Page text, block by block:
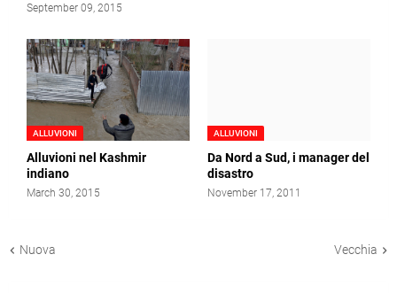
September 09, 2015
ALLUVIONI
Alluvioni nel Kashmir
indiano
March 30, 2015
ALLUVIONI
Da Nord a Sud, i manager del
disastro
November 17, 2011
Nuova Vecchia